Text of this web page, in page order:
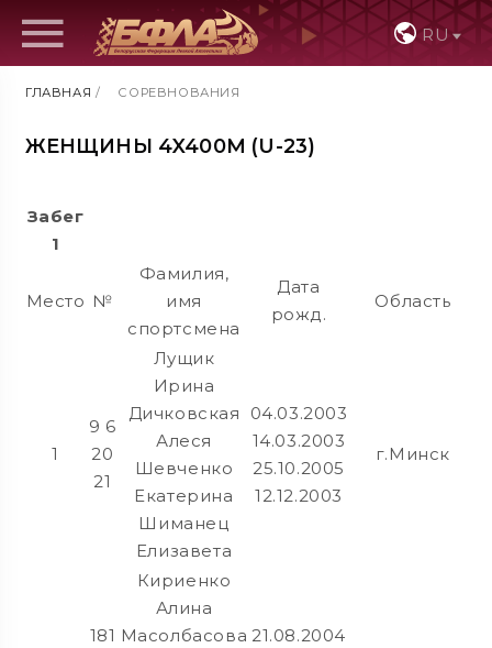
RU
ГЛАВНАЯ / СОРЕВНОВАНИЯ
ЖЕНЩИНЫ 4X400М (U-23)
Забег
1
Место №
Фамилия,
имя
спортсмена
Дата
рожд.
Область
1
9 6
20
21
Лущик
Ирина
Дичковская
Алеся
Шевченко
Екатерина
Шиманец
Елизавета
04.03.2003
14.03.2003
25.10.2005
12.12.2003
г.Минск
181
Кириенко
Алина
Масолбасова 21.08.2004